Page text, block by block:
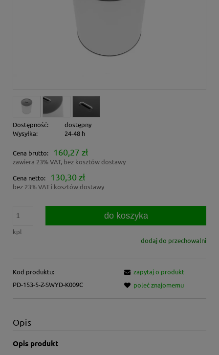
Dostępność:
dostępny
Wysyłka:
24-48 h
Cena brutto: 160,27 zł
zawiera 23% VAT, bez kosztów dostawy
Cena netto:
130,30 zł
bez 23% VAT i kosztów dostawy
kpl
do koszyka
dodaj do przechowalni
Kod produktu:
PD-153-5-Z-SWYD-K009C
zapytaj o produkt
poleć znajomemu
Opis
Opis produkt